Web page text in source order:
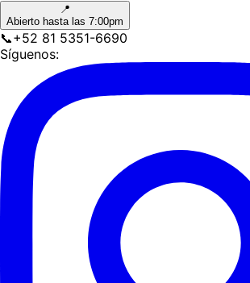
📍
Abierto hasta las 7:00pm
📞+52 81 5351-6690
Síguenos: